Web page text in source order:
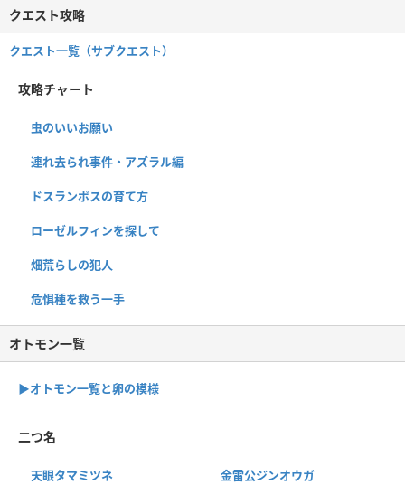
クエスト攻略
クエスト一覧（サブクエスト）
攻略チャート
虫のいいお願い
連れ去られ事件・アズラル編
ドスランポスの育て方
ローゼルフィンを探して
畑荒らしの犯人
危惧種を救う一手
オトモン一覧
▶︎オトモン一覧と卵の模様
二つ名
天眼タマミツネ 金雷公ジンオウガ